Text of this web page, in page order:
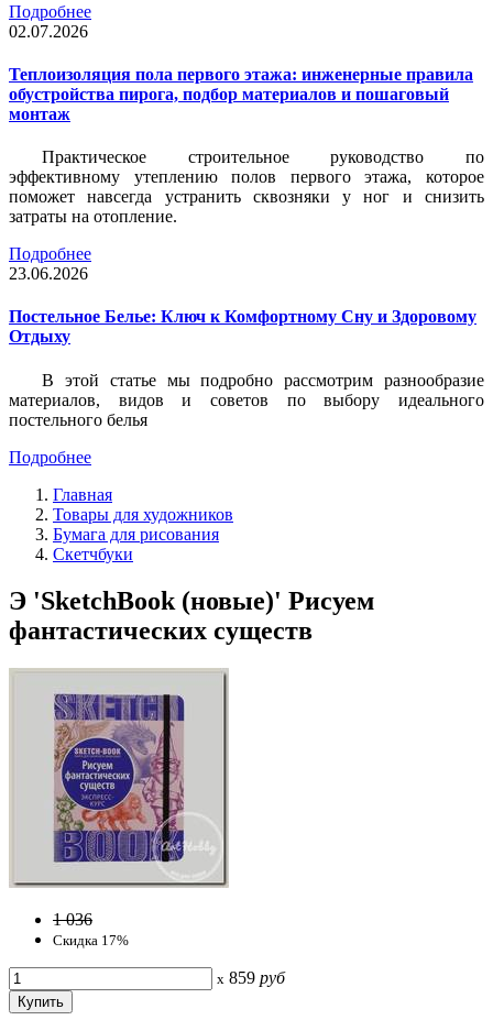
Подробнее
02.07.2026
Теплоизоляция пола первого этажа: инженерные правила
обустройства пирога, подбор материалов и пошаговый
монтаж
Практическое строительное руководство по
эффективному утеплению полов первого этажа, которое
поможет навсегда устранить сквозняки у ног и снизить
затраты на отопление.
Подробнее
23.06.2026
Постельное Белье: Ключ к Комфортному Сну и Здоровому
Отдыху
В этой статье мы подробно рассмотрим разнообразие
материалов, видов и советов по выбору идеального
постельного белья
Подробнее
Главная
Товары для художников
Бумага для рисования
Скетчбуки
Э 'SketchBook (новые)' Рисуем
фантастических существ
1 036
Скидка 17%
x 859 руб